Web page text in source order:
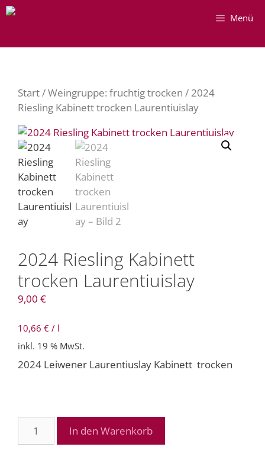
Zum
Menü
Start/Weingruppe: fruchtig trocken / 2024
Riesling Kabinett trocken Laurentiuislay
2024 Riesling Kabinett
trocken Laurentiuislay
9,00 €
10,66 € / l
inkl. 19 % MwSt.
2024 Leiwener Laurentiuslay Kabinett trocken
Riesling
In den Warenkorb